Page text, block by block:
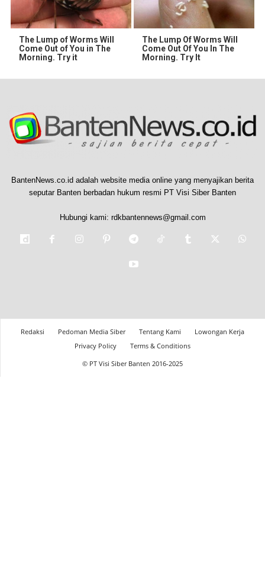
The Lump of Worms Will
Come Out of You in The
Morning. Try it
The Lump Of Worms Will
Come Out Of You In The
Morning. Try It
BantenNews.co.id adalah website media online yang menyajikan berita
seputar Banten berbadan hukum resmi PT Visi Siber Banten
Hubungi kami: rdkbantennews@gmail.com
Redaksi Pedoman Media Siber Tentang Kami
Lowongan Kerja
Privacy Policy
Terms & Conditions
© PT Visi Siber Banten 2016-2025